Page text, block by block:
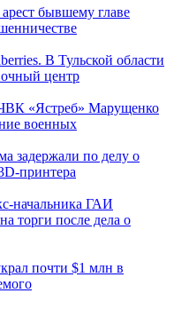
бывшему главе
В Тульской области
центр
«Ястреб» Марущенко
военных
задержали по делу о
начальника ГАИ
торги после дела о
почти $1 млн в